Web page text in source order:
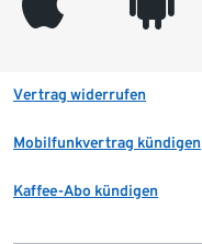
Vertrag widerrufen
Mobilfunkvertrag kündigen
Kaffee-Abo kündigen